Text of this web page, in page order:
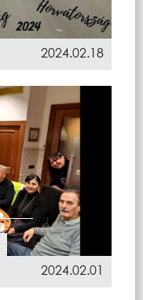
2024.02.18
2024.02.01